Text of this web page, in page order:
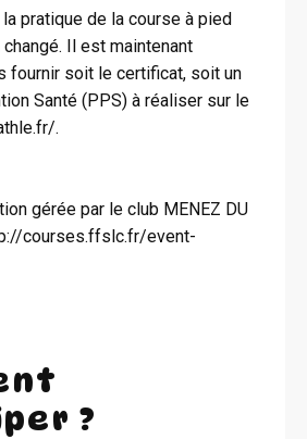
pratique de la course à pied
Il est maintenant
fournir soit le certificat, soit un
Santé (PPS) à réaliser sur le
.
gérée par le club MENEZ DU
courses.ffslc.fr/event-
?